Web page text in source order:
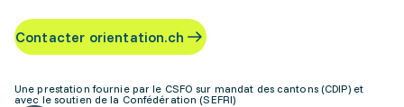
Contacter orientation.ch
Une prestation fournie par le CSFO sur mandat des cantons (CDIP) et
avec le soutien de la Confédération (SEFRI)